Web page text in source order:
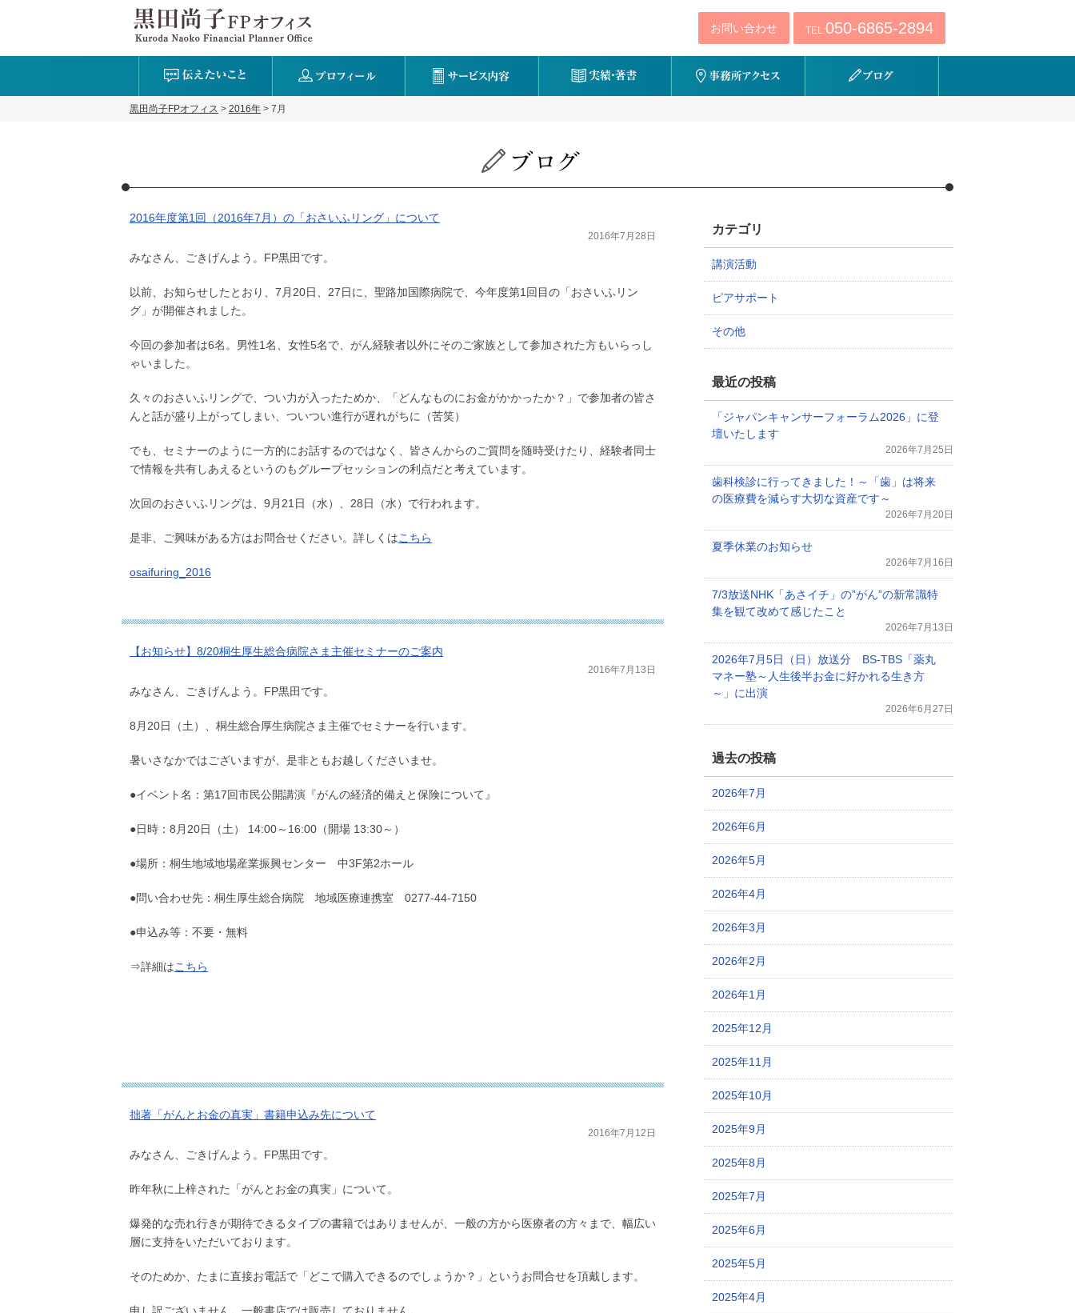
TEL:050-6865-2894
お問い合わせ
黒田尚子FPオフィス > 2016年 > 7月
2016年度第1回（2016年7月）の「おさいふリング」について
2016年7月28日
みなさん、ごきげんよう。FP黒田です。
以前、お知らせしたとおり、7月20日、27日に、聖路加国際病院で、今年度第1回目の「おさいふリン
グ」が開催されました。
今回の参加者は6名。男性1名、女性5名で、がん経験者以外にそのご家族として参加された方もいらっし
ゃいました。
久々のおさいふリングで、つい力が入ったためか、「どんなものにお金がかかったか？」で参加者の皆さ
んと話が盛り上がってしまい、ついつい進行が遅れがちに（苦笑）
でも、セミナーのように一方的にお話するのではなく、皆さんからのご質問を随時受けたり、経験者同士
で情報を共有しあえるというのもグループセッションの利点だと考えています。
次回のおさいふリングは、9月21日（水）、28日（水）で行われます。
是非、ご興味がある方はお問合せください。詳しくはこちら
osaifuring_2016
【お知らせ】8/20桐生厚生総合病院さま主催セミナーのご案内
2016年7月13日
みなさん、ごきげんよう。FP黒田です。
8月20日（土）、桐生総合厚生病院さま主催でセミナーを行います。
暑いさなかではございますが、是非ともお越しくださいませ。
●イベント名：第17回市民公開講演『がんの経済的備えと保険について』
●日時：8月20日（土） 14:00～16:00（開場 13:30～）
●場所：桐生地域地場産業振興センター 中3F第2ホール
●問い合わせ先：桐生厚生総合病院 地域医療連携室 0277-44-7150
●申込み等：不要・無料
⇒詳細はこちら
拙著「がんとお金の真実」書籍申込み先について
2016年7月12日
みなさん、ごきげんよう。FP黒田です。
昨年秋に上梓された「がんとお金の真実」について。
爆発的な売れ行きが期待できるタイプの書籍ではありませんが、一般の方から医療者の方々まで、幅広い
層に支持をいただいております。
そのためか、たまに直接お電話で「どこで購入できるのでしょうか？」というお問合せを頂戴します。
カテゴリ
講演活動
ピアサポート
その他
最近の投稿
「ジャパンキャンサーフォーラム2026」に登
壇いたします
2026年7月25日
歯科検診に行ってきました！～「歯」は将来
の医療費を減らす大切な資産です～
2026年7月20日
夏季休業のお知らせ
2026年7月16日
7/3放送NHK「あさイチ」の”がん”の新常識特
集を観て改めて感じたこと
2026年7月13日
2026年7月5日（日）放送分 BS-TBS「薬丸
マネー塾～人生後半お金に好かれる生き方
～」に出演
2026年6月27日
過去の投稿
2026年7月
2026年6月
2026年5月
2026年4月
2026年3月
2026年2月
2026年1月
2025年12月
2025年11月
2025年10月
2025年9月
2025年8月
2025年7月
2025年6月
2025年5月
2025年4月